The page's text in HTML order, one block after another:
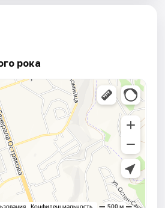
рока